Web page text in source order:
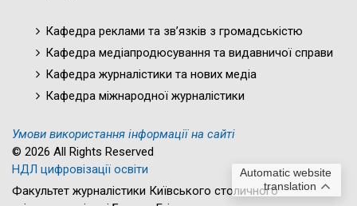
Automatic website
translation
Кафедра реклами та зв’язків з громадськістю
Кафедра медіапродюсування та видавничої справи
Кафедра журналістики та нових медіа
Кафедра міжнародної журналістики
Умови використання інформації на сайті
© 2026 All Rights Reserved
НДЛ цифровізації освіти
Факультет журналістики Київського столичного